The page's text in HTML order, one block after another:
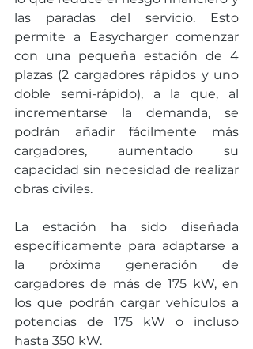
las paradas del servicio. Esto
permite a Easycharger comenzar
con una pequeña estación de 4
plazas (2 cargadores rápidos y uno
doble semi-rápido), a la que, al
incrementarse la demanda, se
podrán añadir fácilmente más
cargadores, aumentado su
capacidad sin necesidad de realizar
obras civiles.
La estación ha sido diseñada
específicamente para adaptarse a
la próxima generación de
cargadores de más de 175 kW, en
los que podrán cargar vehículos a
potencias de 175 kW o incluso
hasta 350 kW.